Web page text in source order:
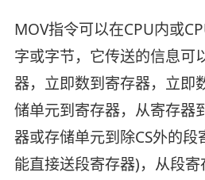
MOV指令可以在CPU内或
字或字节，它传送的信息可
器，立即数到寄存器，立即
储单元到寄存器，从寄存器
器或存储单元到除CS外的
能直接送段寄存器)，从段